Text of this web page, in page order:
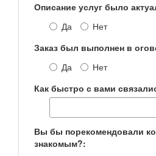
Описание услуг было
Да
Нет
Заказ был выполнен в
Да
Нет
Как быстро с вами
Вы бы порекомендовали
знакомым?: